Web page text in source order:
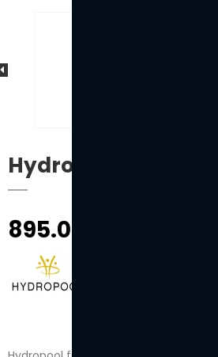
Hydropool
895.00